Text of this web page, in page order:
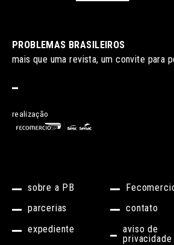
sobre a PB
parcerias
expediente
contato
aviso de
PROBLEMAS BRASILEIROS
mais que uma revista, um convite para
realização